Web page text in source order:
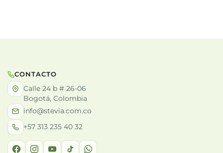
CONTACTO
Calle 24 b # 26-06
Bogotá, Colombia
info@stevia.com.co
+57 313 235 40 32